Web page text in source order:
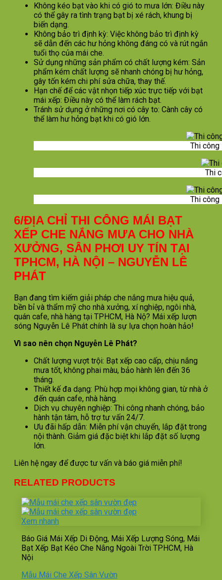
Không kéo bạt vào khi có gió to mưa lớn: Điều này
có thể gây ra tình trạng bạt bị xé rách, khung bị
biến dạng.
Không bảo trì định kỳ: Việc không bảo trì định kỳ
sẽ dẫn đến các hư hỏng không đáng có và rút ngắn
tuổi thọ của mái che.
Sử dụng những sản phẩm có chất lượng kém: Sản
phẩm kém chất lượng sẽ nhanh chóng bị hư hỏng,
gây tốn kém chi phí sửa chữa, thay thế.
Hạn chế để các vật nhọn tiếp xúc trực tiếp với bạt
mái xếp: Điều này có thể làm rách bạt.
Tránh sử dụng ở những nơi có cây to: Cành cây có
thể làm hư hỏng bạt khi có gió lớn.
Thi công
Thi
Thi công
6/ĐỊA CHỈ THI CÔNG MÁI BẠT
XẾP CHE NẮNG MƯA CHO NHÀ
XƯỞNG, SÂN PHƠI UY TÍN TẠI
TPHCM, HÀ NỘI – NGUYỄN LÊ
PHÁT
Bạn đang tìm kiếm giải pháp che nắng mưa hiệu quả,
bền bỉ và thẩm mỹ cho nhà xưởng, xí nghiệp, ngôi nhà,
quán cafe, nhà hàng tại TPHCM, Hà Nộ? Mái xếp lượn
sóng Nguyễn Lê Phát chính là sự lựa chọn hoàn hảo!
Vì sao nên chọn Nguyễn Lê Phát?
Chất lượng vượt trội: Bạt xếp cao cấp, chịu nắng
mưa tốt, không phai màu, bảo hành lên đến 36
tháng.
Thiết kế đa dạng: Phù hợp mọi không gian, từ nhà ở
đến quán cafe, nhà hàng.
Dịch vụ chuyên nghiệp: Thi công nhanh chóng, bảo
hành tận tâm, hỗ trợ tư vấn 24/7.
Ưu đãi hấp dẫn: Miễn phí vận chuyển, lắp đặt trong
nội thành. Giảm giá đặc biệt khi lắp đặt số lượng
lớn.
Liên hệ ngay để được tư vấn và báo giá miễn phí!
RELATED PRODUCTS
Xem nhanh
Báo Giá Mái Xếp Di Động, Mái Xếp Lượng Sóng, Mái
Bạt Xếp Bạt Kéo Che Nắng Ngoài Trời TPHCM, Hà
Nội
Mẫu Mái Che Xếp Sân Vườn